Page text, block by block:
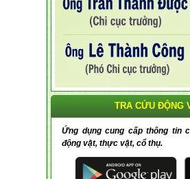
TRA CỨU ĐỘNG
Ứng dụng cung cấp thông tin
động vật, thực vật, cổ thụ.